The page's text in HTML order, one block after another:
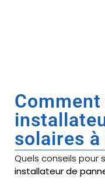
solaires à
Quels conseils pour
installateur de